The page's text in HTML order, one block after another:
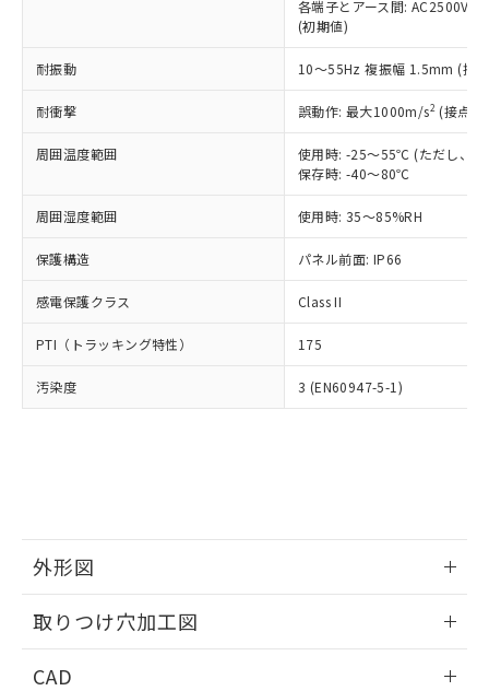
各端子とアース間: AC2500V
(初期値)
耐振動 10～55Hz 複振幅 1.5mm (接
耐衝撃 誤動作: 最大1000m/s2 (接点
周囲温度範囲
使用時: -25～55℃ (ただし、氷
保存時: -40～80℃
周囲湿度範囲 使用時: 35～85%RH
保護構造 パネル前面: IP66
感電保護クラス Class II
PTI（トラッキング特性） 175
汚染度 3 (EN60947-5-1)
外形図
取りつけ穴加工図
CAD
正式な納期状況および標準価格はお客
様のお取引先、またはお客様担当のオ
ムロン制御機器販売店・当社販売員に
オムロン制御機器販売店や当社販売拠
販売ネットワーク
」をご確認
在庫状況および標準価格結果を当社の
事前の承諾なく第三者に漏洩または開
マイパーツ機能（部品リスト作成サー
ビス）をご利用いただくには、I-Web
メンバーズにご登録されている必要が
あります。
お客様が当ウェブサイト上で当社にご
登録された部品リストについて、当社
および当社の共同利用者が、当社の製
用者の範囲」に記載されている法人を
(PBDE) 1000ppm以下、フタル酸ビス(2-エチルヘキシ
ル) (DEHP)(別名：DOP) 1000ppm以下、フタル酸ブチ
ルベンジル（BBP） 1000ppm以下、フタル酸ジブチル
（DBP） 1000ppm以下、フタル酸ジイソブチル
但し、RoHS指令で産業用監視および制御機器に対する
フタル酸エステル類の４物質については閾値を超える意
図的な使用がないことを確認しています。
※2 対応予定月
部品在庫の切り替え状況などにより、予定
月が前後することがあります。
※3 非含有証明書ダウンロード
※本証明書は発行日時点で非含有を証明す
るもので、過去に遡って非含有を証明する
ものではありません。
物質の対応では、対応完了までの期間は出
荷製品に未対応品が混在することから備考
Cr(Ⅵ)(六価クロム) : 1000ppm、 PBBs(ポリ臭化ビフェ
ニル類) : 1000ppm、 PBDEs(ポリ臭化ジフェニルエーテ
イソブチル) : 1000ppm、 BBP(フタル酸ブチルベンジ
DEHP(フタル酸ビス(2-エチルヘキシル)) : 1000ppm
※2 環境保護使用期限
「ｅ」：有害物質（10物質）のすべてが基
準値以下であることを示します。
「10」：通常の使用状況下において有害物
質が外部に漏えいし、環境に深刻な影響を
及ぼさない年数を意味します。
「－」：未確認です。当社販売部門へお問
い合わせください。
当社は規制貨物を破棄する場合は、完
いよう必要な手段を講じます。
当社は貴社製品を、核兵器、ミサイ
ル、化学兵器、生物兵器またはその他
武器並びにこれらの製造装置等に一切
当社は、貴社製品を第三者に販売する
場合は、上記1、2および3の内容を当
該第三者に通知します。また当社は、
販売先および販売に係わる関係者が違
法に輸出するおそれがある場合は、取
り引きをいたしません。
一定数以上の在庫あり
一定数には満たないが在庫あり
在庫なし(最新の在庫状況につ
いては、お客様のお取引先、ま
たはお客様担当のオムロン制御
機器販売店・当社販売員にご確
白
受注生産機種、また在庫状況の
情報を公開していない機種